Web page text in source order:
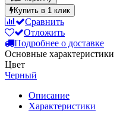
Купить в 1 клик
Сравнить
Отложить
Подробнее о доставке
Основные характеристики
Цвет
Черный
Описание
Характеристики